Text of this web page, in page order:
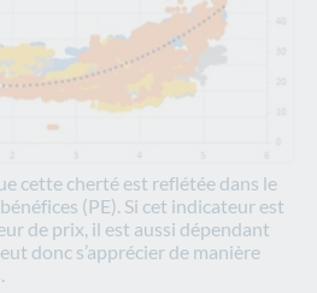
cette cherté est reflétée dans le
(PE). Si cet indicateur est
de prix, il est aussi dépendant
donc s’apprécier de manière